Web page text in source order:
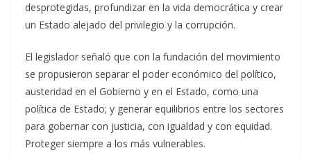
desprotegidas, profundizar en la vida democrática y crear
un Estado alejado del privilegio y la corrupción.
El legislador señaló que con la fundación del movimiento
se propusieron separar el poder económico del político,
austeridad en el Gobierno y en el Estado, como una
política de Estado; y generar equilibrios entre los sectores
para gobernar con justicia, con igualdad y con equidad.
Proteger siempre a los más vulnerables.